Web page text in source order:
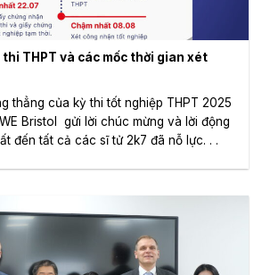
thi THPT và các mốc thời gian xét
thẳng của kỳ thi tốt nghiệp THPT 2025
Bristol gửi lời chúc mừng và lời động
đến tất cả các sĩ tử 2k7 đã nỗ lực. . .